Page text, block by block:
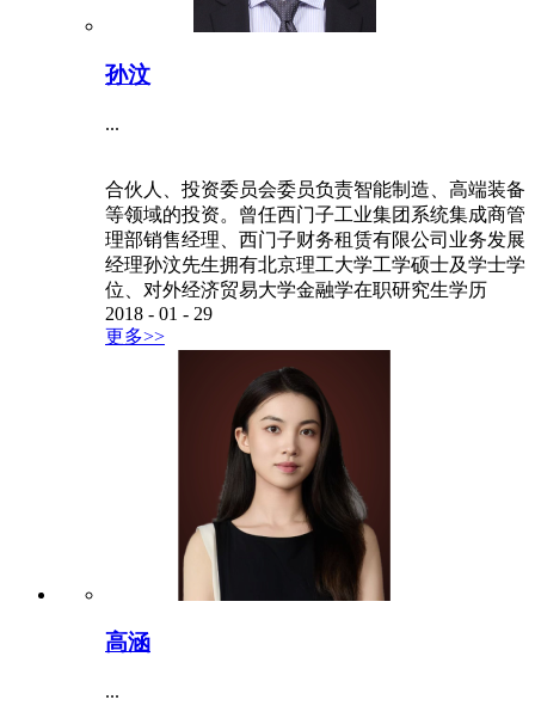
孙汶
...
合伙人、投资委员会委员负责智能制造、高端装备
等领域的投资。曾任西门子工业集团系统集成商管
理部销售经理、西门子财务租赁有限公司业务发展
经理孙汶先生拥有北京理工大学工学硕士及学士学
位、对外经济贸易大学金融学在职研究生学历
2018 - 01 - 29
更多>>
高涵
...